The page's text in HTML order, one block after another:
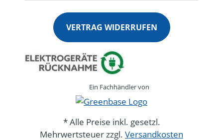
VERTRAG WIDERRUFEN
Ein Fachhändler von
* Alle Preise inkl. gesetzl.
Mehrwertsteuer zzgl. Versandkosten